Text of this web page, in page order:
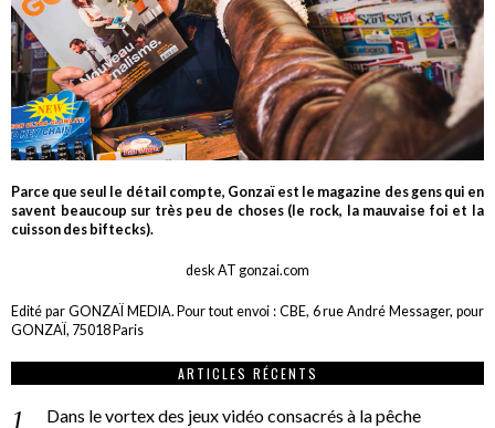
Parce que seul le détail compte, Gonzaï est le magazine des gens qui en
savent beaucoup sur très peu de choses (le rock, la mauvaise foi et la
cuisson des biftecks).
desk AT gonzai.com
Edité par GONZAÏ MEDIA. Pour tout envoi : CBE, 6 rue André Messager, pour
GONZAÏ, 75018 Paris
ARTICLES RÉCENTS
Dans le vortex des jeux vidéo consacrés à la pêche